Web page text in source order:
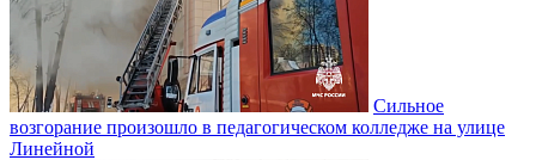
Сильное
возгорание произошло в педагогическом колледже на улице
Линейной